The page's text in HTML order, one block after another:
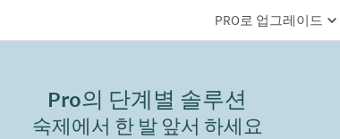
PRO로 업그레이드
Pro의 단계별 솔루션
숙제에서 한 발 앞서 하세요